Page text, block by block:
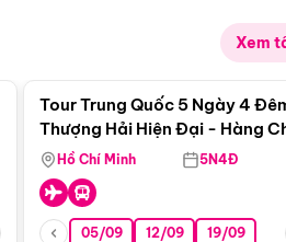
Xem
15/10 29/10
Điểm nổi
Tour Trung Quốc 5 Ngày 4 Đêm
Thượng Hải Hiện Đại - Hàng
Nên Thơ - Ô Trấn Cổ Kính
Hồ Chí Minh 5N4Đ
05/09 12/09 19/09